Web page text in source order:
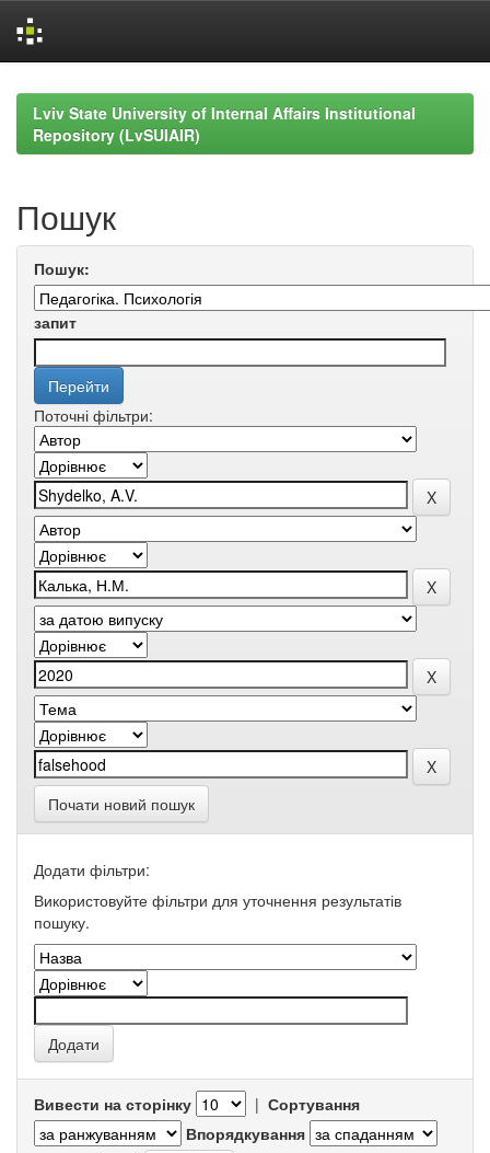
navigationLviv State University of Internal Affairs Institutional
Repository (LvSUIAIR)
Пошук
Пошук:
запит
Поточні фільтри:
Почати новий пошук
Додати фільтри:
Використовуйте фільтри для уточнення результатів
пошуку.
Вивести на сторінку | Сортування
Впорядкування